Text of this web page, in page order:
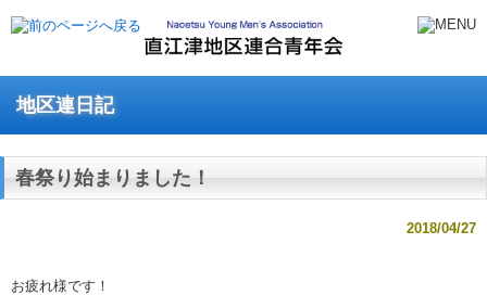
地区連日記
春祭り始まりました！
2018/04/27
お疲れ様です！